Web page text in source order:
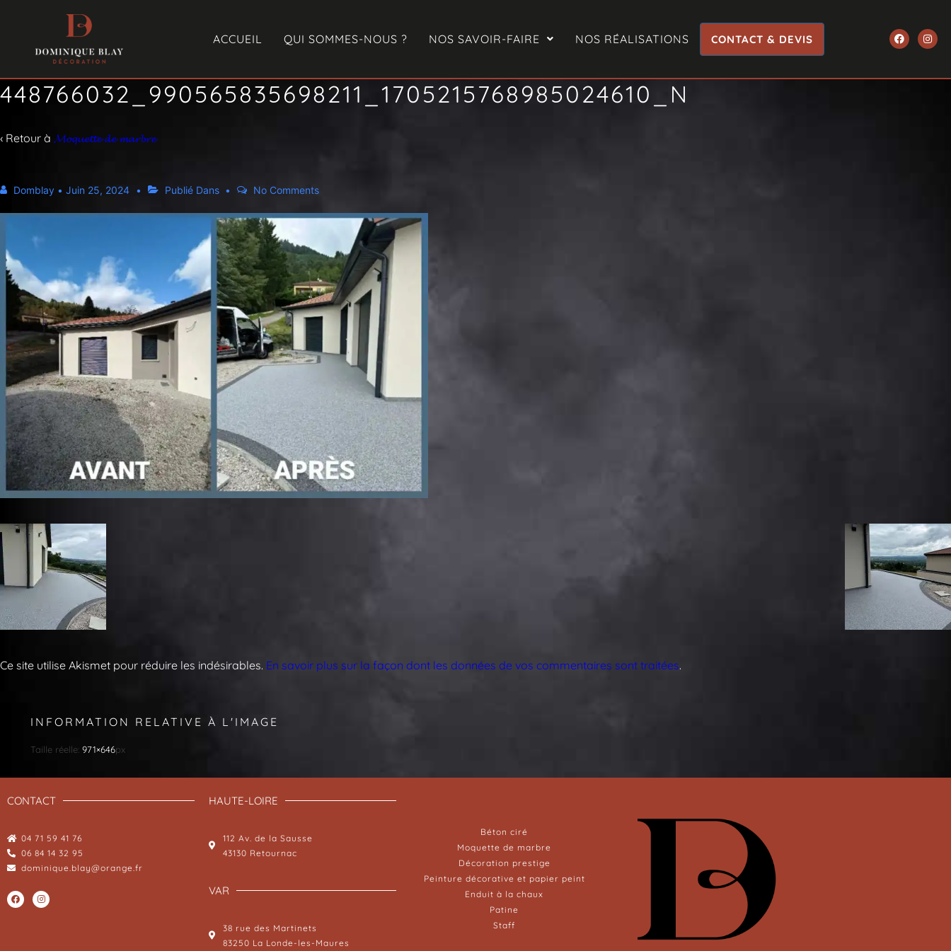
ACCUEIL QUI SOMMES-NOUS ? NOS SAVOIR-FAIRE NOS RÉALISATIONS CONTACT & DEVIS
448766032_990565835698211_1705215768985024610_N
‹ Retour à 𝓜𝓸𝓺𝓾𝓮𝓽𝓽𝓮 𝓭𝓮 𝓶𝓪𝓻𝓫𝓻𝓮
Domblay • Juin 25, 2024 Publié Dans No Comments
Ce site utilise Akismet pour réduire les indésirables. En savoir plus sur la façon dont les données de vos commentaires sont traitées.
INFORMATION RELATIVE À L'IMAGE
Taille réelle: 971×646px
CONTACT
04 71 59 41 76
06 84 14 32 95
dominique.blay@orange.fr
HAUTE-LOIRE
112 Av. de la Sausse
43130 Retournac
VAR
38 rue des Martinets
83250 La Londe-les-Maures
Béton ciré
Moquette de marbre
Décoration prestige
Peinture décorative et papier peint
Enduit à la chaux
Patine
Staff